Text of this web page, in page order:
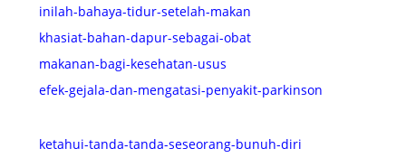
inilah-bahaya-tidur-setelah-makan
khasiat-bahan-dapur-sebagai-obat
makanan-bagi-kesehatan-usus
efek-gejala-dan-mengatasi-penyakit-parkinson
ketahui-tanda-tanda-seseorang-bunuh-diri